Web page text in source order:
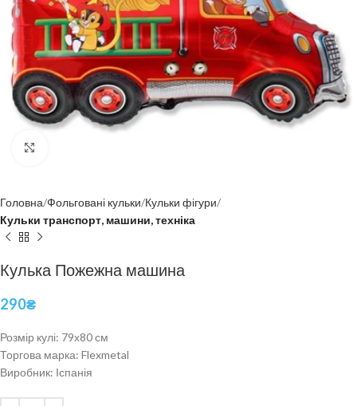
Головна Фольговані кульки Кульки фігури
Кульки транспорт, машини, техніка
Кулька Пожежна машина
290₴
Розмір кулі: 79х80 см
Торгова марка: Flexmetal
Виробник: Іспанія